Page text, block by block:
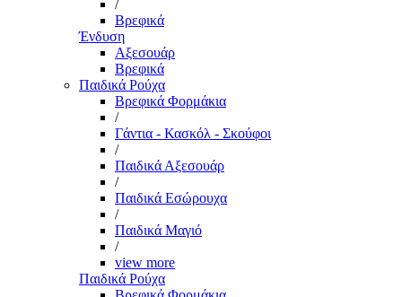
/
Βρεφικά
Ένδυση
Αξεσουάρ
Βρεφικά
Παιδικά Ρούχα
Βρεφικά Φορμάκια
/
Γάντια - Κασκόλ - Σκούφοι
/
Παιδικά Αξεσουάρ
/
Παιδικά Εσώρουχα
/
Παιδικά Μαγιό
/
view more
Παιδικά Ρούχα